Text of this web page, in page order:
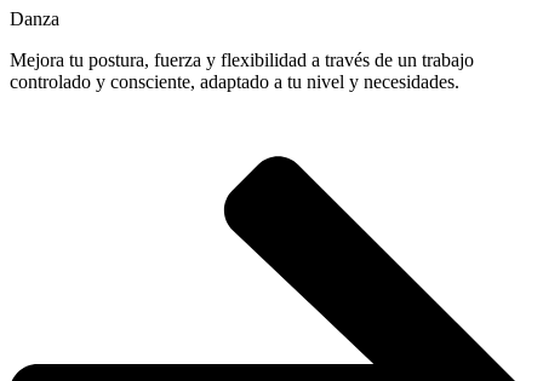
Danza
Mejora tu postura, fuerza y flexibilidad a través de un trabajo
controlado y consciente, adaptado a tu nivel y necesidades.